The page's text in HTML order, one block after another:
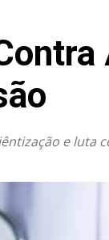
e luta